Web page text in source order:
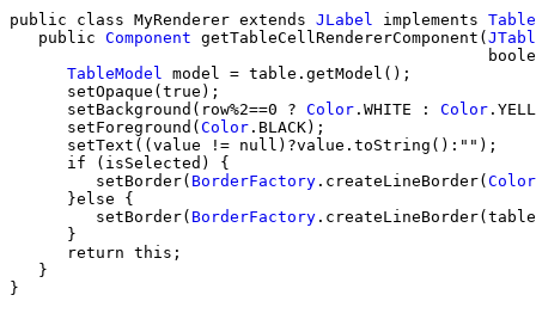
public class MyRenderer extends JLabel implements
public Component getTableCellRendererComponent (
TableModel
model = table. getModel ( ) ;
      setOpaque
( true ) ;
      setBackground
( row%2==0 ? Color . WHITE : Color .
      setForeground
( Color . BLACK) ;
      setText
( ( value ! = null ) ?value. toString ( ) : "" ) ;
if
( isSelected )
{
         setBorder
( BorderFactory . createLineBorder( Color
}else
{
         setBorder
( BorderFactory . createLineBorder(
}
return this ;
}
}